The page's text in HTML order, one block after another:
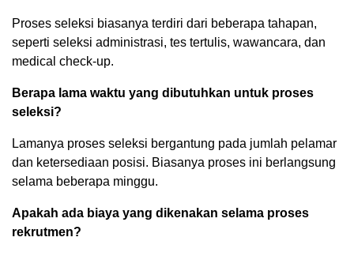
Proses seleksi biasanya terdiri dari beberapa tahapan,
seperti seleksi administrasi, tes tertulis, wawancara, dan
medical check-up.
Berapa lama waktu yang dibutuhkan untuk proses
seleksi?
Lamanya proses seleksi bergantung pada jumlah pelamar
dan ketersediaan posisi. Biasanya proses ini berlangsung
selama beberapa minggu.
Apakah ada biaya yang dikenakan selama proses
rekrutmen?